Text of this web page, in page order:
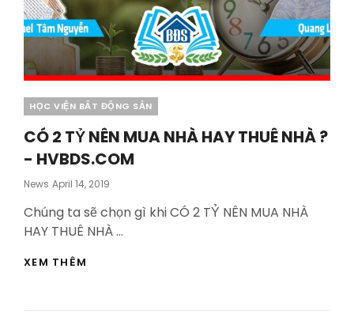
Categories
HỌC VIỆN BẤT ĐỘNG SẢN
CÓ 2 TỶ NÊN MUA NHÀ HAY THUÊ NHÀ ?
- HVBDS.COM
News Posted
April 14, 2019
Chúng ta sẽ chọn gì khi CÓ 2 TỶ NÊN MUA NHÀ
HAY THUÊ NHÀ …
XEM THÊM